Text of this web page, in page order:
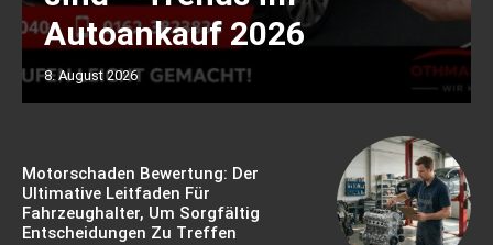
Autoankauf 2026
8. August 2026
Motorschaden Bewertung: Der
Ultimative Leitfaden Für
Fahrzeughalter, Um Sorgfältig
Entscheidungen Zu Treffen